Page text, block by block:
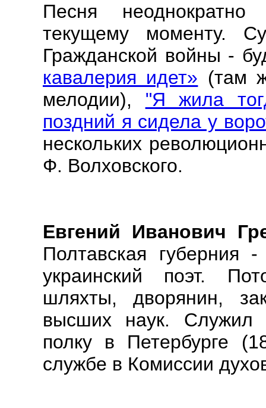
Песня неоднократно
текущему моменту.
Гражданской войны -
кавалерия идет» (там
мелодии), "Я жила
поздний я сидела у
нескольких
Ф. Волховского.
Евгений Иванович
Полтавская губерния
украинский поэт.
шляхты, дворянин,
высших наук. Служил
полку в Петербурге
службе в Комиссии